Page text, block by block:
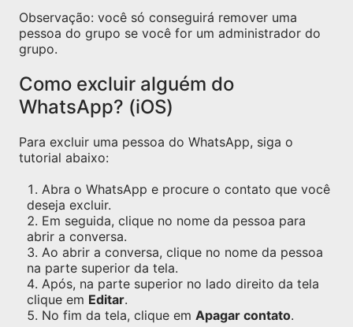
Observação: você só conseguirá remover uma
pessoa do grupo se você for um administrador do
grupo.
Como excluir alguém do
WhatsApp? (iOS)
Para excluir uma pessoa do WhatsApp, siga o
tutorial abaixo:
Abra o WhatsApp e procure o contato que você
deseja excluir.
Em seguida, clique no nome da pessoa para
abrir a conversa.
Ao abrir a conversa, clique no nome da pessoa
na parte superior da tela.
Após, na parte superior no lado direito da tela
clique em Editar.
No fim da tela, clique em Apagar contato.